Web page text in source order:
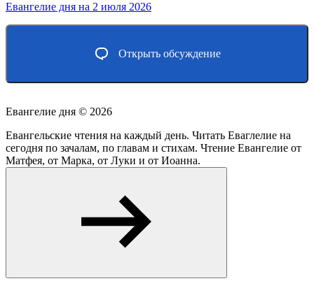
Евангелие дня на 2 июля 2026
Открыть обсуждение
Евангелие дня © 2026
Евангельские чтения на каждый день. Читать Еваглелие на
сегодня по зачалам, по главам и стихам. Чтение Евангелие от
Матфея, от Марка, от Луки и от Иоанна.